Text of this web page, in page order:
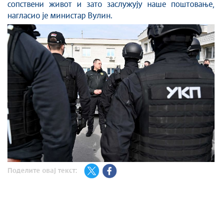
сопствени живот и зато заслужују наше поштовање,
нагласио је министар Вулин.
Поделите овај текст: